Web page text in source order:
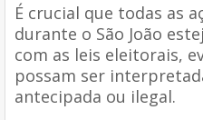
É crucial que todas as
durante o São João
com as leis eleitorais,
possam ser
antecipada ou ilegal.